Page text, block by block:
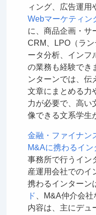
ィング、広告運用
Webマーケティン
に、商品企画・サ
CRM、LPO（ラ
ータ分析、インフ
の業務も経験でき
ンターンでは、伝
文章にまとめる力
力が必要で、高い
像できる文系学生
金融・ファイナン
M&Aに携わるイン
事務所で行うイン
産運用会社でのイ
携わるインターン
ド
、M&A仲介会
内容は、主にデュ